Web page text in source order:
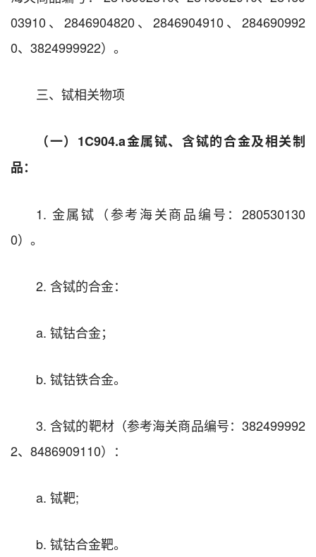
03910、2846904820、2846904910、284690992
0、3824999922）。
三、铽相关物项
（一）1C904.a金属铽、含铽的合金及相关制
品：
1. 金属铽（参考海关商品编号：280530130
0）。
2. 含铽的合金：
a. 铽钴合金；
b. 铽钴铁合金。
3. 含铽的靶材（参考海关商品编号：382499992
2、8486909110）：
a. 铽靶;
b. 铽钴合金靶。